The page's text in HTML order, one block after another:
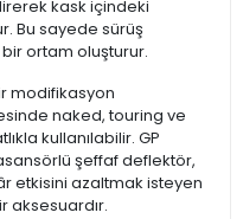
kask içindeki
Bu sayede sürüş
ortam oluşturur.
modifikasyon
naked, touring ve
kullanılabilir. GP
şeffaf deflektör,
etkisini azaltmak isteyen
aksesuardır.